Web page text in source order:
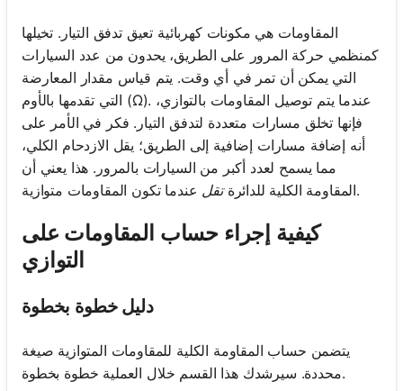
المقاومات هي مكونات كهربائية تعيق تدفق التيار. تخيلها
كمنظمي حركة المرور على الطريق، يحدون من عدد السيارات
التي يمكن أن تمر في أي وقت. يتم قياس مقدار المعارضة
التي تقدمها بالأوم (Ω). عندما يتم توصيل المقاومات بالتوازي،
فإنها تخلق مسارات متعددة لتدفق التيار. فكر في الأمر على
أنه إضافة مسارات إضافية إلى الطريق؛ يقل الازدحام الكلي،
مما يسمح لعدد أكبر من السيارات بالمرور. هذا يعني أن
المقاومة الكلية للدائرةتقل عندما تكون المقاومات متوازية.
كيفية إجراء حساب المقاومات على
التوازي
دليل خطوة بخطوة
يتضمن حساب المقاومة الكلية للمقاومات المتوازية صيغة
محددة. سيرشدك هذا القسم خلال العملية خطوة بخطوة.